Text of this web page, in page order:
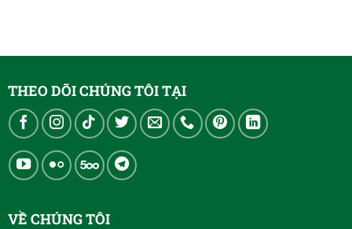
THEO DÕI CHÚNG TÔI TẠI
VỀ CHÚNG TÔI